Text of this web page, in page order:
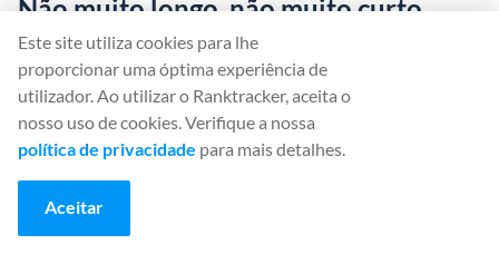
Não muito longo, não muito curto
A extensão de seus artigos é outro aspecto das
páginas da web que os motores de busca lêem antes
de determinar se vão ou nãoexibir seu blog em seus
SERPs.
Um post muito curto diz ao Google, Ecosia, Safari etc.,
Este site utiliza cookies para lhe
proporcionar uma óptima experiência de
utilizador. Ao utilizar o Ranktracker, aceita o
nosso uso de cookies. Verifique a nossa
política de privacidade para mais detalhes.
Aceitar